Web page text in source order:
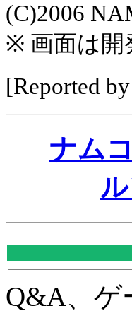
(C)2006
※ 画面は開
[Reported
ナム
Q&A、ゲ